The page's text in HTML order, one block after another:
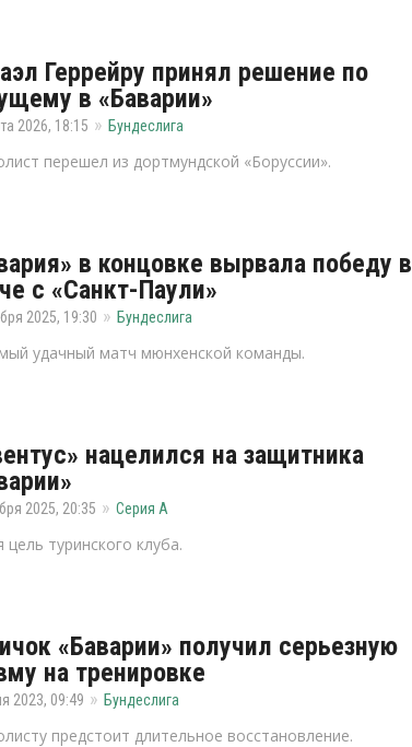
Геррейру принял решение по
в «Баварии»
2026, 18:15 Бундеслига
перешел из дортмундской «Боруссии».
в концовке вырвала победу в
с «Санкт-Паули»
2025, 19:30 Бундеслига
удачный матч мюнхенской команды.
нацелился на защитника
2025, 20:35 Серия А
цель туринского клуба.
«Баварии» получил серьезную
на тренировке
2023, 09:49 Бундеслига
предстоит длительное восстановление.